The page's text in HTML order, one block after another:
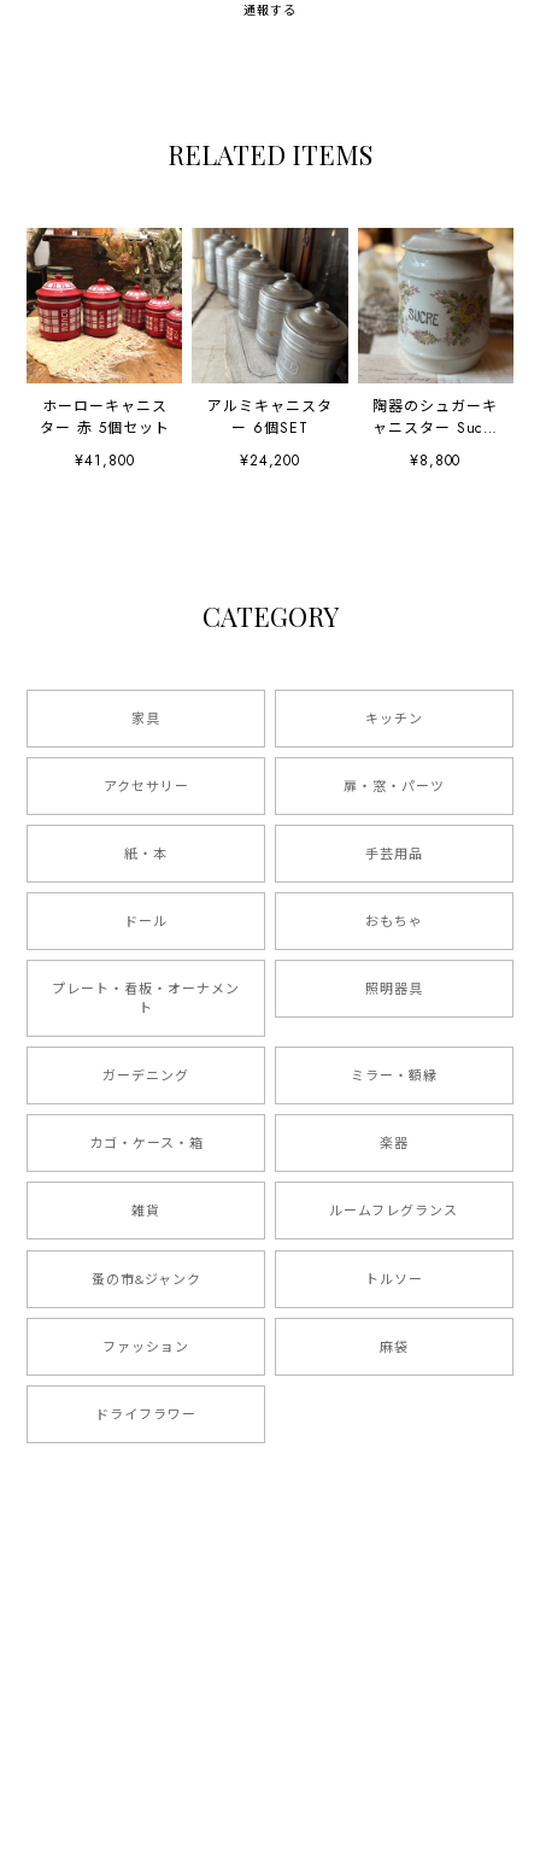
通報する
RELATED ITEMS
ホーローキャニス
ター 赤 5個セット
¥41,800
アルミキャニスタ
ー 6個SET
¥24,200
陶器のシュガーキ
ャニスター Sucre
草花模様
¥8,800
CATEGORY
家具 キッチン
アクセサリー 扉・窓・パーツ
紙・本 手芸用品
ドール おもちゃ
プレート・看板・オーナメン
ト
照明器具
ガーデニング ミラー・額縁
カゴ・ケース・箱 楽器
雑貨 ルームフレグランス
蚤の市&ジャンク トルソー
ファッション 麻袋
ドライフラワー